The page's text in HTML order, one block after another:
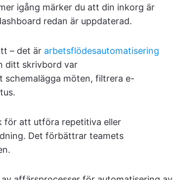
igång märker du att din inkorg är
redan är uppdaterad.
– det är arbetsflödesautomatisering
ditt skrivbord var
schemalägga möten, filtrera e-
för att utföra repetitiva eller
Det förbättrar teamets